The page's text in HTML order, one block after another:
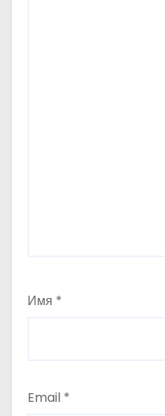
Имя *
Email *